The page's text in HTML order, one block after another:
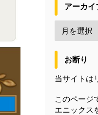
アーカイ
お断り
当サイトは
このページ
エニックス